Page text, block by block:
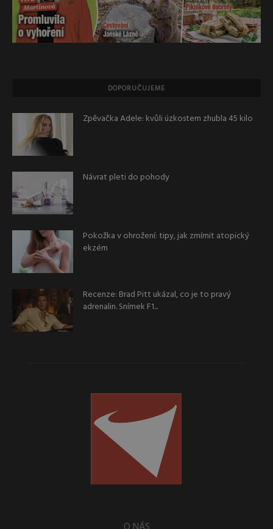
DOPORUČUJEME
Zpěvačka Adele: kvůli úzkostem zhubla 45 kilo
Návrat pleti do pohody
Pokožka v ohrožení: tipy, jak zmírnit atopický
ekzém
Recenze: Brad Pitt ukázal, co je to pravý
adrenalin. Snímek F1...